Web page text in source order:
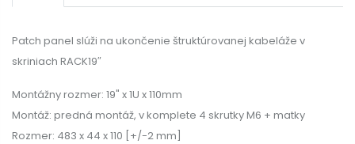
Patch panel slúži na ukončenie štruktúrovanej kabeláže v
skriniach RACK19″
Montážny rozmer: 19" x 1U x 110mm
Montáž: predná montáž, v komplete 4 skrutky M6 + matky
Rozmer: 483 x 44 x 110 [+/-2 mm]